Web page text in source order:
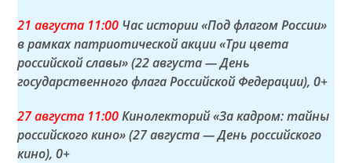
21 августа 11:00 Час истории «Под флагом России»
в рамках патриотической акции «Три цвета
российской славы» (22 августа — День
государственного флага Российской Федерации), 0+
27 августа 11:00Кинолекторий «За кадром: тайны
российского кино» (27 августа — День российского
кино), 0+